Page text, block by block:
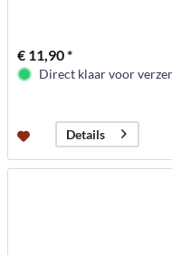
€ 11,90 *
Direct klaar voor
Details